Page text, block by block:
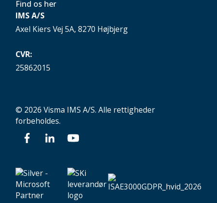
Find os her
IMS A/S
Axel Kiers Vej 5A, 8270 Højbjerg
CVR:
25862015
© 2026 Visma IMS A/S. Alle rettigheder
forbeholdes.